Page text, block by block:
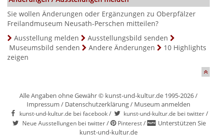
Sie wollen Änderungen oder Ergänzungen zu Oberpfälzer
Freilandmuseum Neusath-Perschen mitteilen?
Ausstellung melden
Ausstellungsbild senden
Museumsbild senden
Andere Änderungen
10 Highlights
zeigen
Alle Angaben ohne Gewähr © kunst-und-kultur.de 1995-2026 /
Impressum / Datenschutzerklärung/ Museum anmelden
kunst-und-kultur.de bei facebook/ kunst-und-kultur.de bei twitter/
Neue Ausstellungen bei twitter/ Pinterest/
Unterstützen Sie
kunst-und-kultur.de